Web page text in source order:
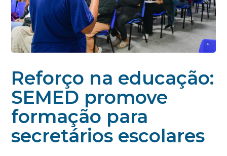
Reforço na educação:
SEMED promove
formação para
secretários escolares